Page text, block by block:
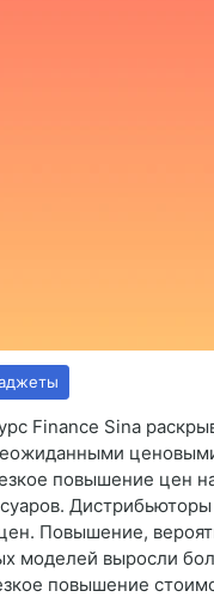
Finance Sina
повышение цен
Повышение,
моделей выросли
повышение